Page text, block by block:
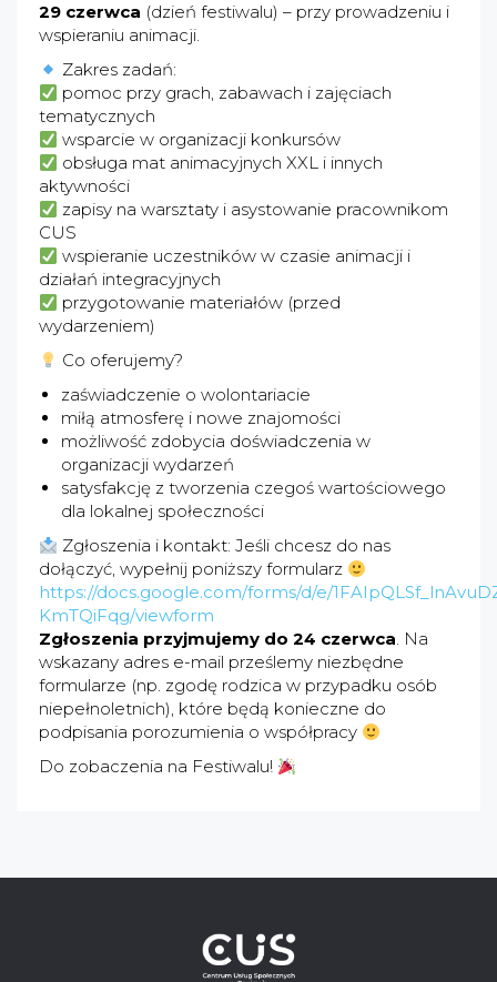
29 czerwca (dzień festiwalu) – przy prowadzeniu i
wspieraniu animacji.
Zakres zadań:
pomoc przy grach, zabawach i zajęciach
tematycznych
wsparcie w organizacji konkursów
obsługa mat animacyjnych XXL i innych
aktywności
zapisy na warsztaty i asystowanie pracownikom
CUS
wspieranie uczestników w czasie animacji i
działań integracyjnych
przygotowanie materiałów (przed
wydarzeniem)
Co oferujemy?
zaświadczenie o wolontariacie
miłą atmosferę i nowe znajomości
możliwość zdobycia doświadczenia w
organizacji wydarzeń
satysfakcję z tworzenia czegoś wartościowego
dla lokalnej społeczności
Zgłoszenia i kontakt: Jeśli chcesz do nas
dołączyć, wypełnij poniższy formularz
https://docs.google.com/forms/d/e/
KmTQiFqg/viewform
Zgłoszenia przyjmujemy do 24 czerwca. Na
wskazany adres e-mail prześlemy niezbędne
formularze (np. zgodę rodzica w przypadku osób
niepełnoletnich), które będą konieczne do
podpisania porozumienia o współpracy
Do zobaczenia na Festiwalu!